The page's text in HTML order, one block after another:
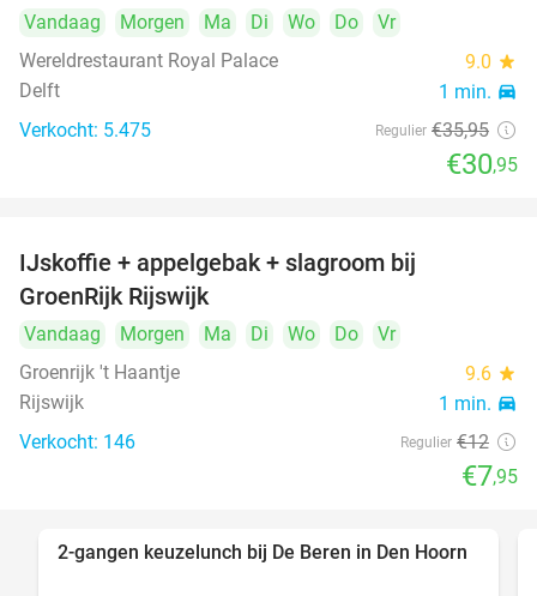
Vandaag Morgen Ma Di Wo Do
Vr
Wereldrestaurant Royal Palace
9.0 star
Delft 1 min. directions_car
Verkocht: 5.475 Regulier €35,95
€30,95
IJskoffie + appelgebak + slagroom bij
GroenRijk Rijswijk
Vandaag Morgen Ma Di Wo Do
Vr
Groenrijk 't Haantje
9.6 star
Rijswijk 1 min. directions_car
Verkocht: 146 Regulier €12
€7,95
43%
2-gangen keuzelunch bij De Beren in Den Hoorn